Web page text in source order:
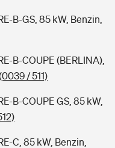
B-GS, 85 kW, Benzin,
B-COUPE (BERLINA),
/ 511)
B-COUPE GS, 85 kW,
C, 85 kW, Benzin,